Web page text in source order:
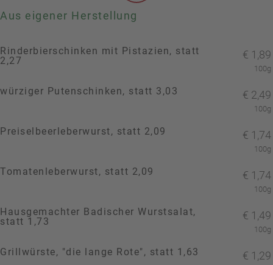
Aus eigener Herstellung
Rinderbierschinken mit Pistazien, statt
2,27
€ 1,89
100g
würziger Putenschinken, statt 3,03 € 2,49
100g
Preiselbeerleberwurst, statt 2,09 € 1,74
100g
Tomatenleberwurst, statt 2,09 € 1,74
100g
Hausgemachter Badischer Wurstsalat,
statt 1,73
€ 1,49
100g
Grillwürste, "die lange Rote", statt 1,63 € 1,29